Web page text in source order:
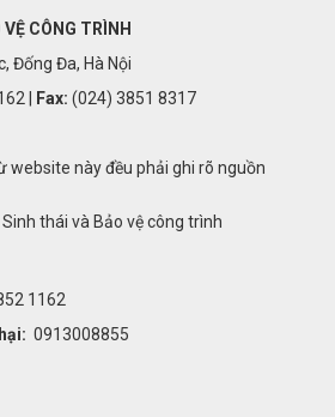
CÔNG TRÌNH
Đống Đa, Hà Nội
| Fax: (024) 3851 8317
website này đều phải ghi rõ nguồn
thái và Bảo vệ công trình
1162
0913008855